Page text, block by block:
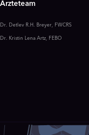
Ärzteteam
Dr. Detlev R.H. Breyer, FWCRS
Dr. Kristin Lena Artz, FEBO